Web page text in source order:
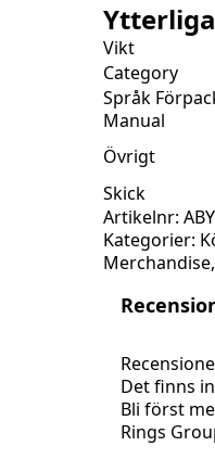
Vikt
Category
Språk
Manual
Övrigt
Skick
Artikelnr:
Kategorier:
Merchandise,
Det finns
Bli först
Rings